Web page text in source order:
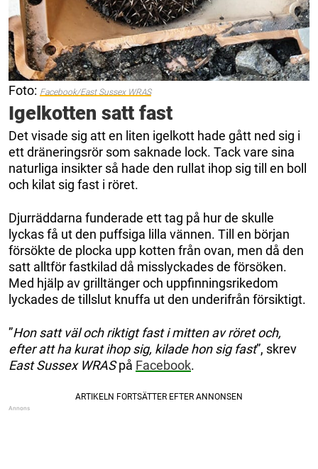
Foto: Facebook/East Sussex WRAS
Igelkotten satt fast
Det visade sig att en liten igelkott hade gått ned sig i
ett dräneringsrör som saknade lock. Tack vare sina
naturliga insikter så hade den rullat ihop sig till en boll
och kilat sig fast i röret.
Djurräddarna funderade ett tag på hur de skulle
lyckas få ut den puffsiga lilla vännen. Till en början
försökte de plocka upp kotten från ovan, men då den
satt alltför fastkilad då misslyckades de försöken.
Med hjälp av grilltänger och uppfinningsrikedom
lyckades de tillslut knuffa ut den underifrån försiktigt.
”Hon satt väl och riktigt fast i mitten av röret och,
efter att ha kurat ihop sig, kilade hon sig fast”, skrev
East Sussex WRASpå Facebook.